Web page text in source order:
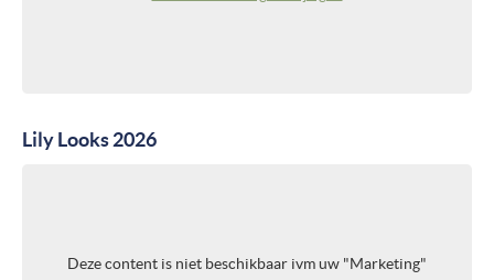
Lily Looks 2026
Deze content is niet beschikbaar ivm uw "Marketing"